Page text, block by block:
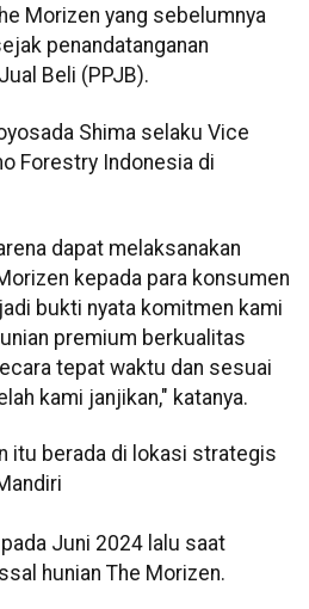
Morizen yang sebelumnya
penandatanganan
Beli (PPJB).
Shima selaku Vice
Forestry Indonesia di
dapat melaksanakan
kepada para konsumen
bukti nyata komitmen kami
premium berkualitas
tepat waktu dan sesuai
kami janjikan," katanya.
itu berada di lokasi strategis
Juni 2024 lalu saat
hunian The Morizen.